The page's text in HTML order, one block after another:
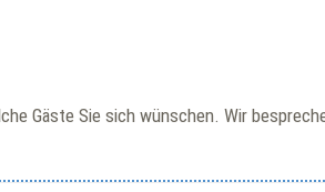
Gäste Sie sich wünschen. Wir